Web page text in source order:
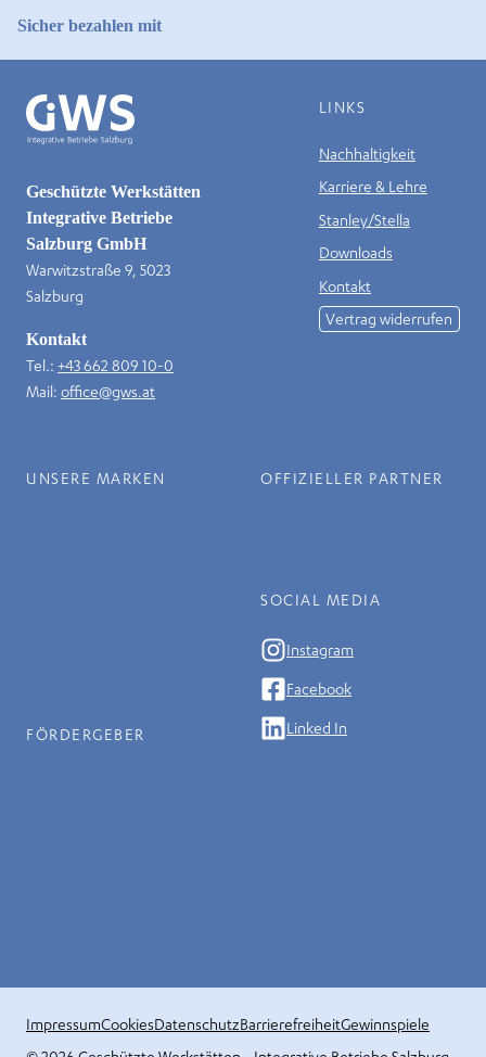
Sicher bezahlen mit
Geschützte Werkstätten
Integrative Betriebe
Salzburg GmbH
Warwitzstraße 9, 5023
Salzburg
Kontakt
Tel.: +43 662 809 10-0
Mail: office@gws.at
LINKS
Nachhaltigkeit
Karriere & Lehre
Stanley/Stella
Downloads
Kontakt
Vertrag widerrufen
UNSERE MARKEN
FÖRDERGEBER
OFFIZIELLER PARTNER
SOCIAL MEDIA
Instagram
Facebook
Linked In
ImpressumCookiesDatenschutzBarrierefreiheitGewinnspiele